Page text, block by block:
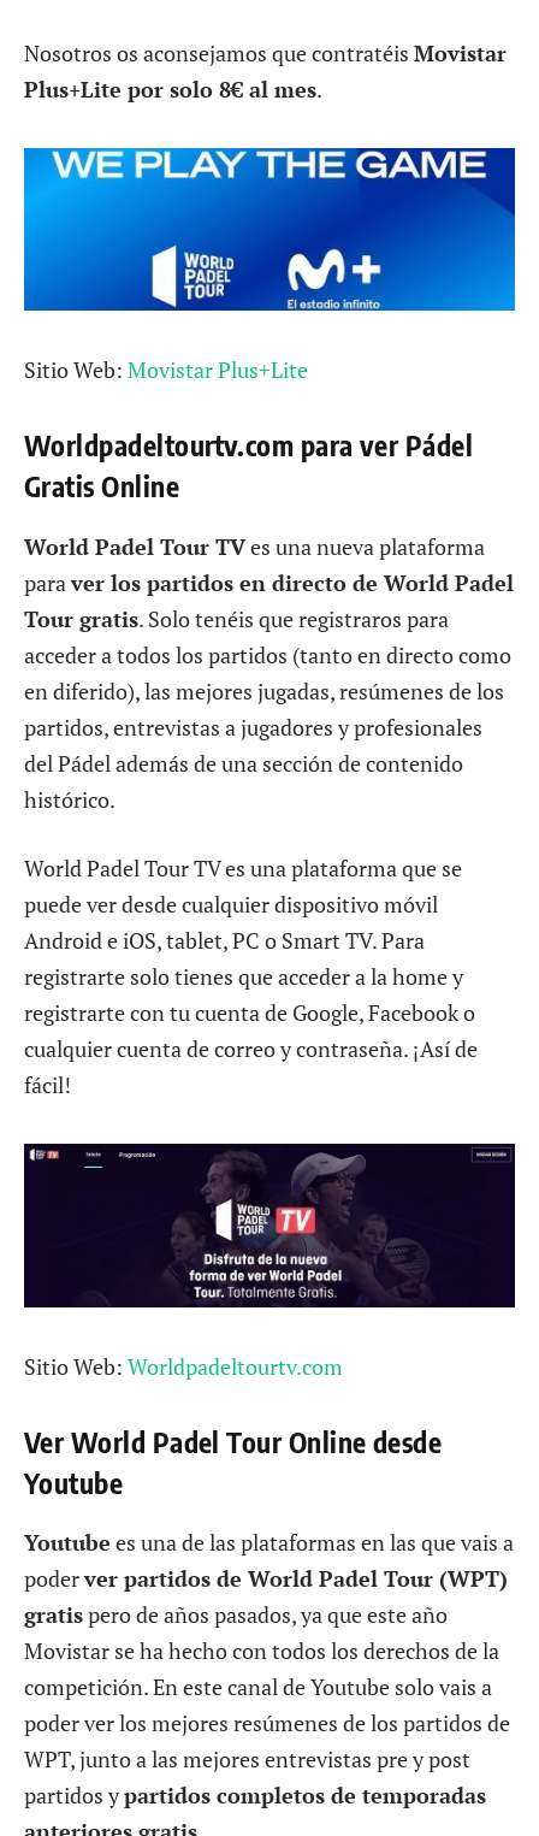
Nosotros os aconsejamos que contratéis Movistar
Plus+Lite por solo 8€ al mes.
Sitio Web: Movistar Plus+Lite
Worldpadeltourtv.com para ver Pádel
Gratis Online
World Padel Tour TVes una nueva plataforma
paraver los partidos en directo de World Padel
Tour gratis. Solo tenéis que registraros para
acceder a todos los partidos (tanto en directo como
en diferido), las mejores jugadas, resúmenes de los
partidos, entrevistas a jugadores y profesionales
del Pádel además de una sección de contenido
histórico.
World Padel Tour TV es una plataforma que se
puede ver desde cualquier dispositivo móvil
Android e iOS, tablet, PC o Smart TV. Para
registrarte solo tienes que acceder a la home y
registrarte con tu cuenta de Google, Facebook o
cualquier cuenta de correo y contraseña. ¡Así de
fácil!
Sitio Web: Worldpadeltourtv.com
Ver World Padel Tour Online desde
Youtube
Youtube es una de las plataformas en las que vais a
poderver partidos de World Padel Tour (WPT)
gratispero de años pasados, ya que este año
Movistar se ha hecho con todos los derechos de la
competición. En este canal de Youtube solo vais a
poder ver los mejores resúmenes de los partidos de
WPT, junto a las mejores entrevistas pre y post
partidos ypartidos completos de temporadas